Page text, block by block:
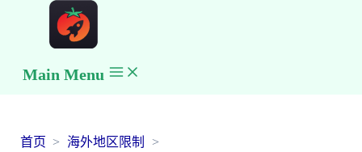
Main Menu
首页
海外地区限制